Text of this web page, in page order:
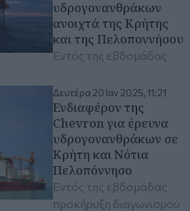
υδρογονανθράκων
ανοιχτά της Κρήτης
και της Πελοποννήσου
Εντός της εβδομάδας
Δευτέρα 20 Ιαν 2025, 11:21
Ενδιαφέρον της
Chevron για έρευνα
υδρογονανθράκων σε
Κρήτη και Νότια
Πελοπόννησο
Εντός της εβδομάδας
προκήρυξη διαγωνισμού